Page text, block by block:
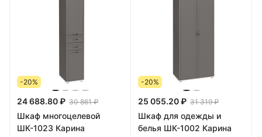
-20%
24 688.80 ₽ 30 861 ₽
Шкаф многоцелевой
ШК-1023 Карина
-20%
25 055.20 ₽ 31 319 ₽
Шкаф для одежды и
белья ШК-1002 Карина